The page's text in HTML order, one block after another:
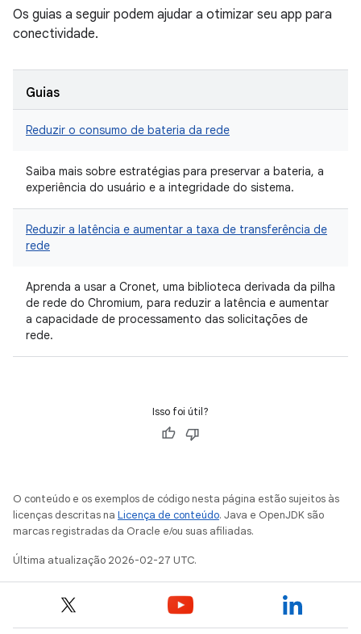
Os guias a seguir podem ajudar a otimizar seu app para
conectividade.
Guias
Reduzir o consumo de bateria da rede
Saiba mais sobre estratégias para preservar a bateria, a
experiência do usuário e a integridade do sistema.
Reduzir a latência e aumentar a taxa de transferência de
rede
Aprenda a usar a Cronet, uma biblioteca derivada da pilha
de rede do Chromium, para reduzir a latência e aumentar
a capacidade de processamento das solicitações de
rede.
Isso foi útil?
O conteúdo e os exemplos de código nesta página estão sujeitos às
licenças descritas na Licença de conteúdo. Java e OpenJDK são
marcas registradas da Oracle e/ou suas afiliadas.
Última atualização 2026-02-27 UTC.